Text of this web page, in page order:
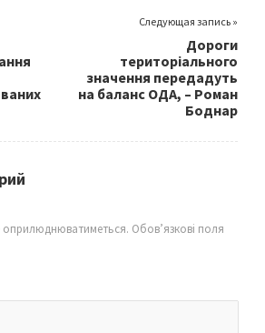
Следующая запись »
Дороги
територіального
значення передадуть
на баланс ОДА, – Роман
Боднар
оприлюднюватиметься. Обов’язкові поля